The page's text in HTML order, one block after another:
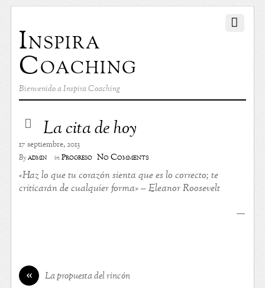
Inspira
Coaching
Bienvenido a Inspira Coaching
La cita de hoy
17 septiembre, 2013
Byadmin inProgreso No Comments
«Haz lo que tu corazón sienta que es lo correcto; te
criticarán de cualquier forma» – Eleanor Roosevelt
—
« La propuesta del rincón